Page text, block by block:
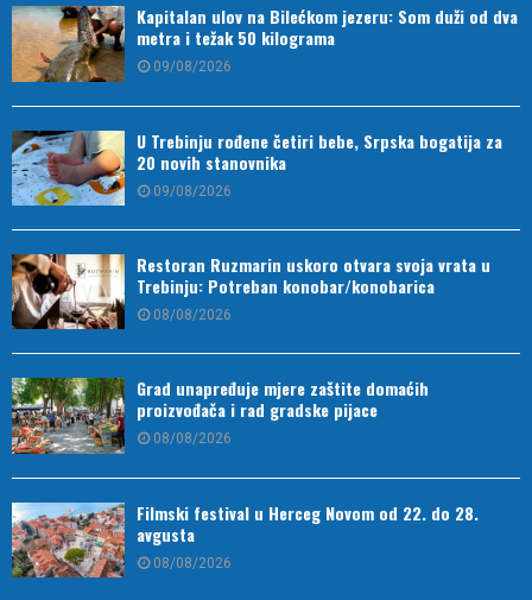
Kapitalan ulov na Bilećkom jezeru: Som duži od dva
metra i težak 50 kilograma
09/08/2026
U Trebinju rođene četiri bebe, Srpska bogatija za
20 novih stanovnika
09/08/2026
Restoran Ruzmarin uskoro otvara svoja vrata u
Trebinju: Potreban konobar/konobarica
08/08/2026
Grad unapređuje mjere zaštite domaćih
proizvođača i rad gradske pijace
08/08/2026
Filmski festival u Herceg Novom od 22. do 28.
avgusta
08/08/2026